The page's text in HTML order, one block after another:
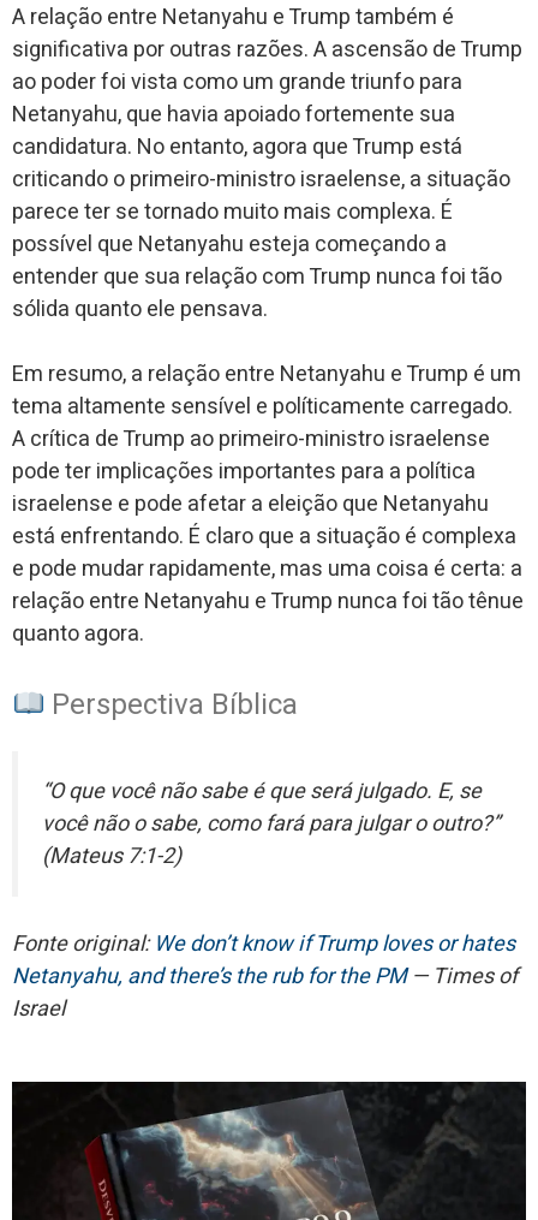
A relação entre Netanyahu e Trump também é
significativa por outras razões. A ascensão de Trump
ao poder foi vista como um grande triunfo para
Netanyahu, que havia apoiado fortemente sua
candidatura. No entanto, agora que Trump está
criticando o primeiro-ministro israelense, a situação
parece ter se tornado muito mais complexa. É
possível que Netanyahu esteja começando a
entender que sua relação com Trump nunca foi tão
sólida quanto ele pensava.
Em resumo, a relação entre Netanyahu e Trump é um
tema altamente sensível e políticamente carregado.
A crítica de Trump ao primeiro-ministro israelense
pode ter implicações importantes para a política
israelense e pode afetar a eleição que Netanyahu
está enfrentando. É claro que a situação é complexa
e pode mudar rapidamente, mas uma coisa é certa: a
relação entre Netanyahu e Trump nunca foi tão tênue
quanto agora.
Perspectiva Bíblica
“O que você não sabe é que será julgado. E, se
você não o sabe, como fará para julgar o outro?”
(Mateus 7:1-2)
Fonte original:We don’t know if Trump loves or hates
Netanyahu, and there’s the rub for the PM— Times of
Israel